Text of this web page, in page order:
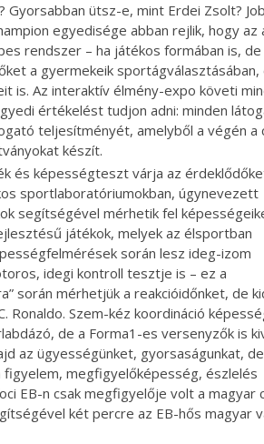
Gyorsabban ütsz-e, mint Erdei Zsolt?
egyedisége abban rejlik, hogy az
rendszer – ha játékos formában is, de
a gyermekeik sportágválasztásában,
is. Az interaktív élmény-expo követi
értékelést tudjon adni: minden
teljesítményét, amelyből a végén a
készít.
és képességteszt várja az
sportlaboratóriumokban, úgynevezett
segítségével mérhetik fel
játékok, melyek az élsportban
során lesz ideg-izom
idegi kontroll tesztje is – ez a
során mérhetjük a reakcióidőnket, de
Ronaldo. Szem-kéz koordináció
de a Forma1-es versenyzők is
az ügyességünket, gyorsaságunkat,
megfigyelőképesség, észlelés
EB-n csak megfigyelője volt a magyar
két percre az EB-hős magyar